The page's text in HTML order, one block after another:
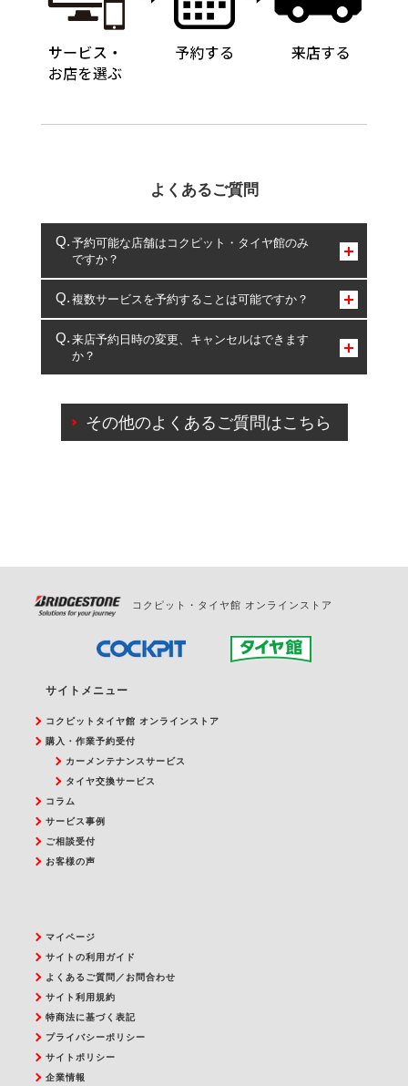
よくあるご質問
予約可能な店舗はコクピット・タイヤ館のみ
ですか？
コクピット・タイヤ館のみとなります。
複数サービスを予約することは可能ですか？
複数サービスのご予約は可能です。
一部の商品・サービスの組み合わせに限り、同時にご予約が
出来ないものもございます。
来店予約日時の変更、キャンセルはできます
か？
ご来店予約日の3営業日前を過ぎている場合のご予約
の日時変更につきましては、直接ご予約の店舗まで
その他のよくあるご質問はこちら
コクピット・タイヤ館 オンラインストア
サイトメニュー
コクピットタイヤ館 オンラインストア
購入・作業予約受付
カーメンテナンスサービス
タイヤ交換サービス
コラム
サービス事例
ご相談受付
お客様の声
マイページ
サイトの利用ガイド
よくあるご質問／お問合わせ
サイト利用規約
特商法に基づく表記
プライバシーポリシー
サイトポリシー
企業情報